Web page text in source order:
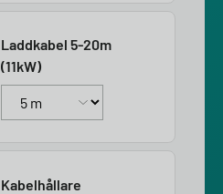
Laddkabel 5-20m
(11kW)
Kabelhållare